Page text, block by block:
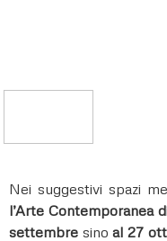
Nei suggestivi spazi
l’Arte Contemporanea
settembre sino al 27